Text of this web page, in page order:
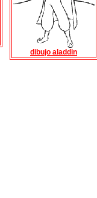
dibujo aladdin